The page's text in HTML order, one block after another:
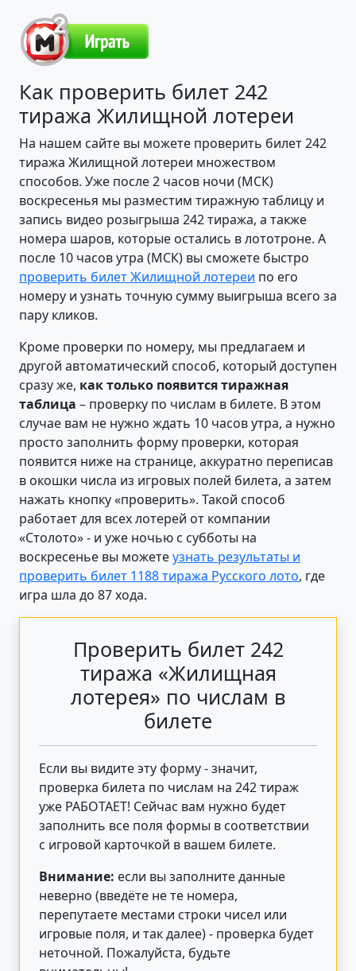
Как проверить билет 242
тиража Жилищной лотереи
На нашем сайте вы можете проверить билет 242
тиража Жилищной лотереи множеством
способов. Уже после 2 часов ночи (МСК)
воскресенья мы разместим тиражную таблицу и
запись видео розыгрыша 242 тиража, а также
номера шаров, которые остались в лототроне. А
после 10 часов утра (МСК) вы сможете быстро
проверить билет Жилищной лотереи по его
номеру и узнать точную сумму выигрыша всего за
пару кликов.
Кроме проверки по номеру, мы предлагаем и
другой автоматический способ, который доступен
сразу же, как только появится тиражная
таблица – проверку по числам в билете. В этом
случае вам не нужно ждать 10 часов утра, а нужно
просто заполнить форму проверки, которая
появится ниже на странице, аккуратно переписав
в окошки числа из игровых полей билета, а затем
нажать кнопку «проверить». Такой способ
работает для всех лотерей от компании
«Столото» - и уже ночью с субботы на
воскресенье вы можетеузнать результаты и
проверить билет 1188 тиража Русского лото, где
игра шла до 87 хода.
Проверить билет 242
тиража «Жилищная
лотерея» по числам в
билете
Если вы видите эту форму - значит,
проверка билета по числам на 242 тираж
уже РАБОТАЕТ! Сейчас вам нужно будет
заполнить все поля формы в соответствии
с игровой карточкой в вашем билете.
Внимание: если вы заполните данные
неверно (введёте не те номера,
перепутаете местами строки чисел или
игровые поля, и так далее) - проверка будет
неточной. Пожалуйста, будьте